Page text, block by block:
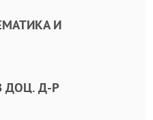
И
ДОЦ. Д-Р